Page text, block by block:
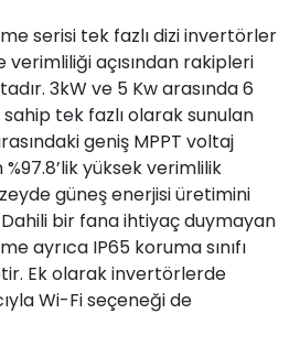
serisi tek fazlı dizi invertörler
verimliliği açısından rakipleri
3kW ve 5 Kw arasında 6
tek fazlı olarak sunulan
geniş MPPT voltaj
yüksek verimlilik
güneş enerjisi üretimini
bir fana ihtiyaç duymayan
ayrıca IP65 koruma sınıfı
Ek olarak invertörlerde
Wi-Fi seçeneği de